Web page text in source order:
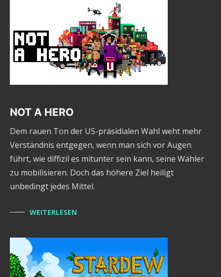
NOT A HERO
Dem rauen Ton der US-präsidialen Wahl weht mehr
Verständnis entgegen, wenn man sich vor Augen
führt, wie diffizil es mitunter sein kann, seine Wähler
zu mobilisieren. Doch das höhere Ziel heiligt
unbedingt jedes Mittel.
WEITERLESEN